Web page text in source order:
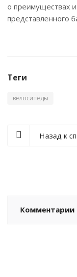
о преимуществах
представленного
Теги
велосипеды
Назад к
Комментарии